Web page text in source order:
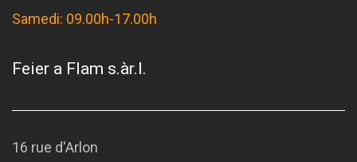
Samedi: 09.00h-17.00h
Feier a Flam s.àr.l.
16 rue d'Arlon